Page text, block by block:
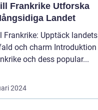
Utforska
Landet
Frankrike: Upptäck landets
charm Introduktion
och dess popular...
2024